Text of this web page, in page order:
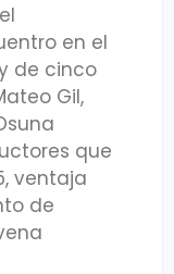
en el
de cinco
Gil,
que
ventaja
de